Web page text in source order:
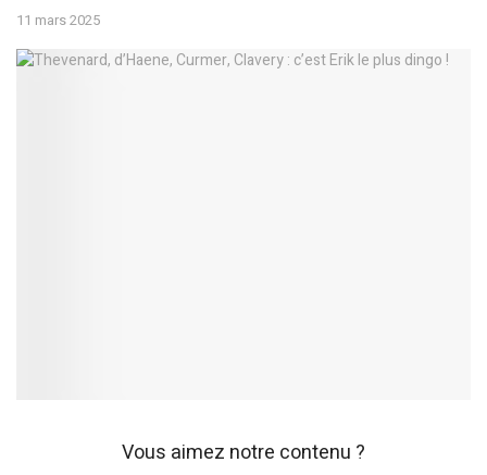
11 mars 2025
Vous aimez notre contenu ?